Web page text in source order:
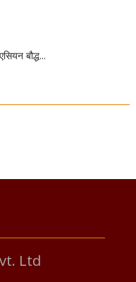
बौद्ध...
Ltd